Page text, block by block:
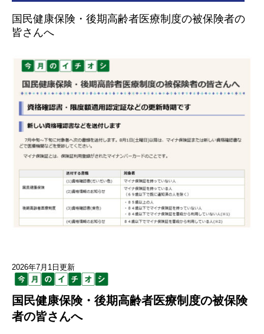
国民健康保険・後期高齢者医療制度の被保険者の
皆さんへ
2026年7月1日更新
国民健康保険・後期高齢者医療制度の被保険
者の皆さんへ